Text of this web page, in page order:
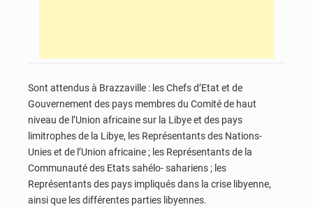
Sont attendus à Brazzaville : les Chefs d’Etat et de
Gouvernement des pays membres du Comité de haut
niveau de l’Union africaine sur la Libye et des pays
limitrophes de la Libye, les Représentants des Nations-
Unies et de l’Union africaine ; les Représentants de la
Communauté des Etats sahélo- sahariens ; les
Représentants des pays impliqués dans la crise libyenne,
ainsi que les différentes parties libyennes.